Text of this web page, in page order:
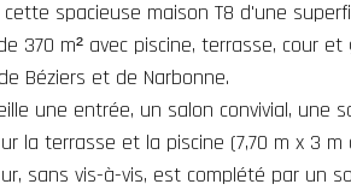
spacieuse maison T8 d'une
370 m² avec piscine, terrasse, cour
Béziers et de Narbonne.
une entrée, un salon convivial, une
la terrasse et la piscine (7,70 m x 3 m
sans vis-à-vis, est complété par un